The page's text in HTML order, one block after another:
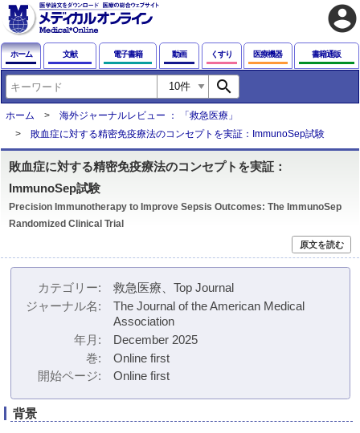
account_circle
ホーム 文献 電子書籍 動画 くすり 医療機器 書籍通販
search
ホーム
海外ジャーナルレビュー ： 「救急医療」
敗血症に対する精密免疫療法のコンセプトを実証：ImmunoSep試験
敗血症に対する精密免疫療法のコンセプトを実証：
ImmunoSep試験
Precision Immunotherapy to Improve Sepsis Outcomes: The ImmunoSep
Randomized Clinical Trial
原文を読む
カテゴリー
救急医療、Top Journal
ジャーナル名
The Journal of the American Medical
Association
年月
December 2025
巻
Online first
開始ページ
Online first
背景